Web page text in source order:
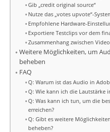
Gib „credit original source“
Nutze das „votes upvote“-
Empfohlene Hardware-
Exportiere Testclips vor dem
Zusammenhang zwischen
Weitere Möglichkeiten, um
beheben
FAQ
Q: Warum ist das Audio in
Q: Wie kann ich die Lautstärke
Q: Was kann ich tun, um die
erreichen?
Q: Gibt es weitere
beheben?